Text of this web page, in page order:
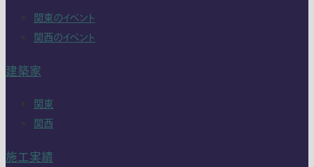
関東のイベント
関西のイベント
建築家
関東
関西
施工実績